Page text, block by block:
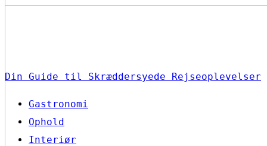
Din Guide til Skræddersyede Rejseoplevelser
Gastronomi
Ophold
Interiør